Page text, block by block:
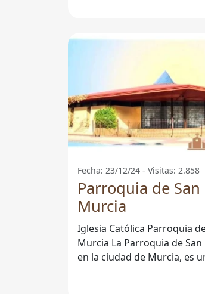
Fecha: 23/12/24 - Visitas: 2.858
Parroquia de San
Murcia
Iglesia Católica Parroquia
Murcia La Parroquia de San Pablo, ubicada
en la ciudad de Murcia, es